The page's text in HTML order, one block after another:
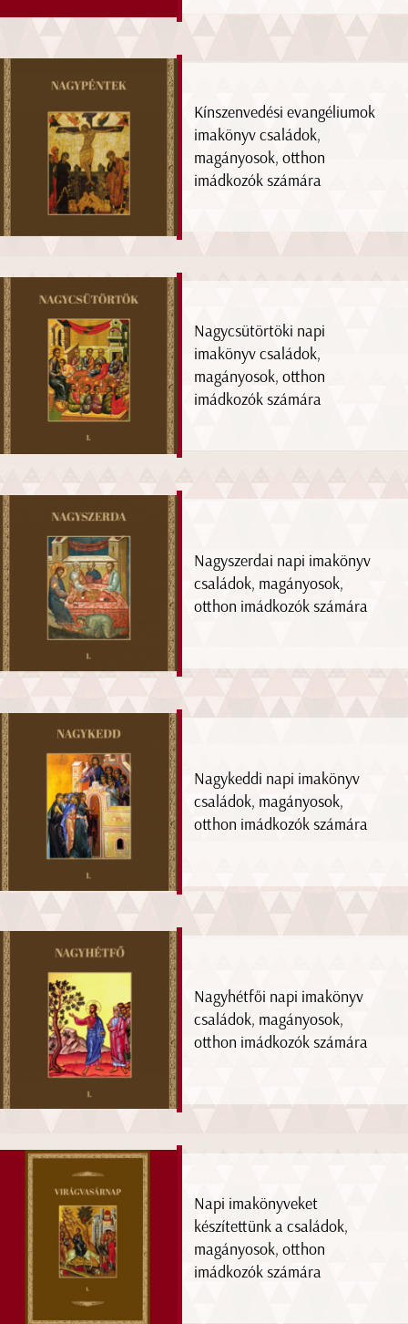
Kínszenvedési evangéliumok
imakönyv családok,
magányosok, otthon
imádkozók számára
Nagycsütörtöki napi
imakönyv családok,
magányosok, otthon
imádkozók számára
Nagyszerdai napi imakönyv
családok, magányosok,
otthon imádkozók számára
Nagykeddi napi imakönyv
családok, magányosok,
otthon imádkozók számára
Nagyhétfői napi imakönyv
családok, magányosok,
otthon imádkozók számára
Napi imakönyveket
készítettünk a családok,
magányosok, otthon
imádkozók számára